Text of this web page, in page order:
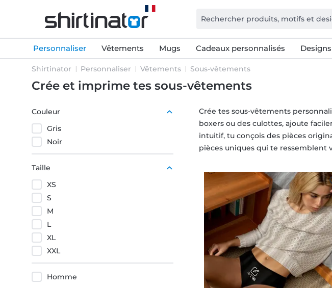
Personnaliser Vêtements Mugs Cadeaux personnalisés Designs
Shirtinator Personnaliser Vêtements Sous-vêtements
Crée et imprime tes sous-vêtements
Couleur
Gris
Noir
Taille
XS
S
M
L
XL
XXL
Homme
Crée tes sous-vêtements
boxers ou des culottes, ajoute
intuitif, tu conçois des pièces
pièces uniques qui te ressemblent